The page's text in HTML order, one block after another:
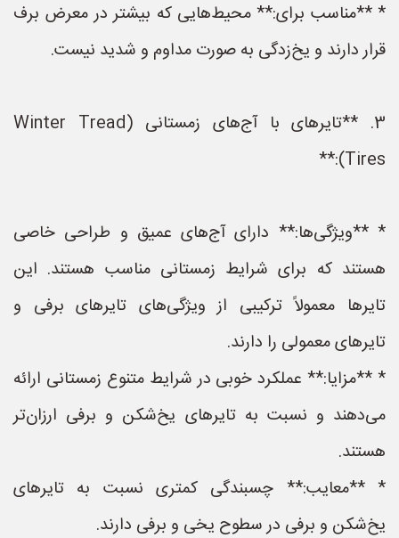
* **مناسب برای:** محیط‌هایی که بیشتر در معرض برف
قرار دارند و یخ‌زدگی به صورت مداوم و شدید نیست.
3. **تایرهای با آج‌های زمستانی (Winter Tread
Tires):**
* **ویژگی‌ها:** دارای آج‌های عمیق و طراحی خاصی
هستند که برای شرایط زمستانی مناسب هستند. این
تایرها معمولاً ترکیبی از ویژگی‌های تایرهای برفی و
تایرهای معمولی را دارند.
* **مزایا:** عملکرد خوبی در شرایط متنوع زمستانی ارائه
می‌دهند و نسبت به تایرهای یخ‌شکن و برفی ارزان‌تر
هستند.
* **معایب:** چسبندگی کمتری نسبت به تایرهای
یخ‌شکن و برفی در سطوح یخی و برفی دارند.